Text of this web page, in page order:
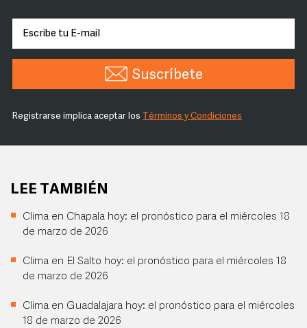
Suscríbete
Registrarse implica aceptar los Términos y Condiciones
LEE TAMBIÉN
Clima en Chapala hoy: el pronóstico para el miércoles 18
de marzo de 2026
Clima en El Salto hoy: el pronóstico para el miércoles 18
de marzo de 2026
Clima en Guadalajara hoy: el pronóstico para el miércoles
18 de marzo de 2026